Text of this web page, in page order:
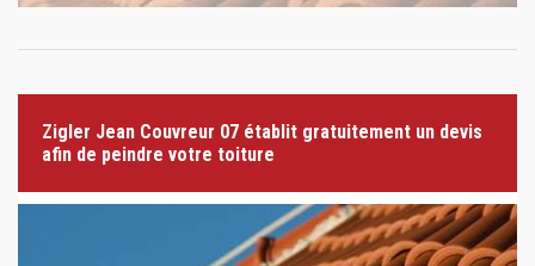
Zigler Jean Couvreur 07 établit gratuitement un devis
afin de peindre votre toiture